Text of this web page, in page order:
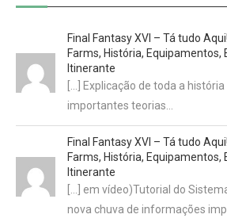
Final Fantasy XVI – Tá tudo
Farms, História, Equipamentos,
Itinerante
[…] Explicação de toda a
importantes teorias…
Final Fantasy XVI – Tá tudo
Farms, História, Equipamentos,
Itinerante
[…] em vídeo)Tutorial do
nova chuva de informações